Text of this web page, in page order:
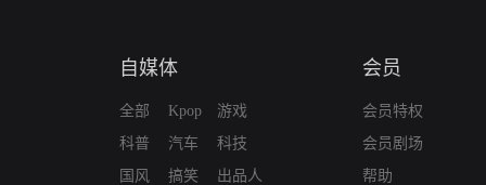
自媒体
全部
科普
国风
Kpop
汽车
搞笑
游戏
科技
出品人
会员
会员特权
会员剧场
帮助